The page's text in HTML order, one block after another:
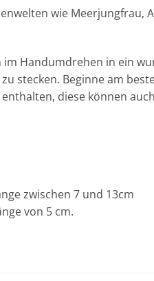
wie
Handumdrehen in ein
stecken. Beginne am
diese können
zwischen 7 und 13cm
von 5 cm.